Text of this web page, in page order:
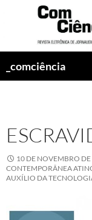
_comciência
10 DE NOVEMBRO
CONTEMPORÂNEA
AUXÍLIO DA